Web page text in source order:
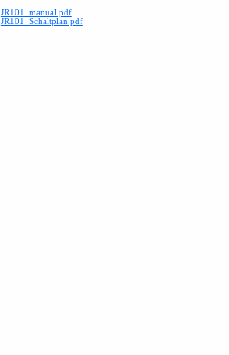
JR101_manual.pdf
JR101_Schaltplan.pdf